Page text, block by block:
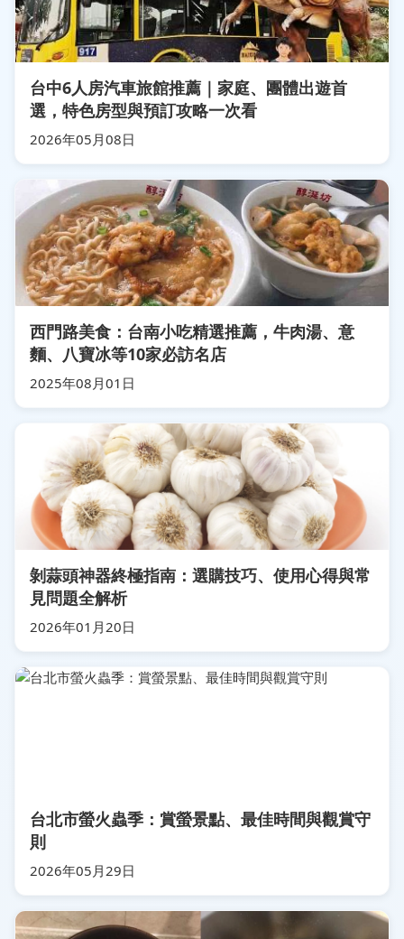
台中6人房汽車旅館推薦｜家庭、團體出遊首
選，特色房型與預訂攻略一次看
2026年05月08日
西門路美食：台南小吃精選推薦，牛肉湯、意
麵、八寶冰等10家必訪名店
2025年08月01日
剝蒜頭神器終極指南：選購技巧、使用心得與常
見問題全解析
2026年01月20日
台北市螢火蟲季：賞螢景點、最佳時間與觀賞守
則
2026年05月29日